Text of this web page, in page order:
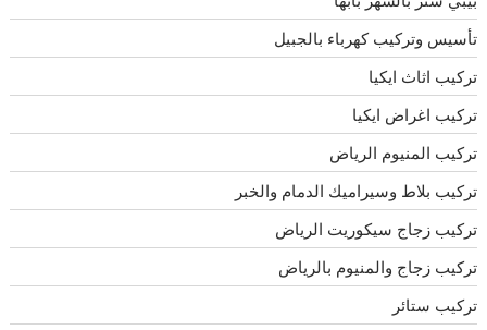
تأسيس وتركيب كهرباء بالجبيل
تركيب اثاث ايكيا
تركيب اغراض ايكيا
تركيب المنيوم الرياض
تركيب بلاط وسيراميك الدمام والخبر
تركيب زجاج سيكوريت الرياض
تركيب زجاج والمنيوم بالرياض
تركيب ستائر